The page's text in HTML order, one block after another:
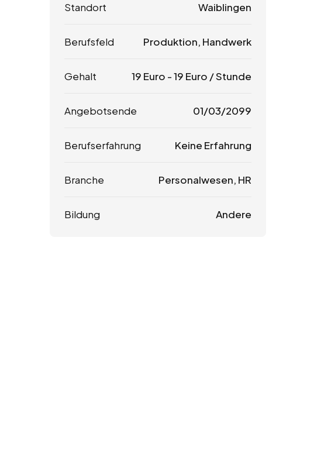
Standort Waiblingen
Berufsfeld Produktion, Handwerk
Gehalt 19 Euro -19 Euro / Stunde
Angebotsende 01/03/2099
Berufserfahrung Keine Erfahrung
Branche Personalwesen, HR
Bildung Andere